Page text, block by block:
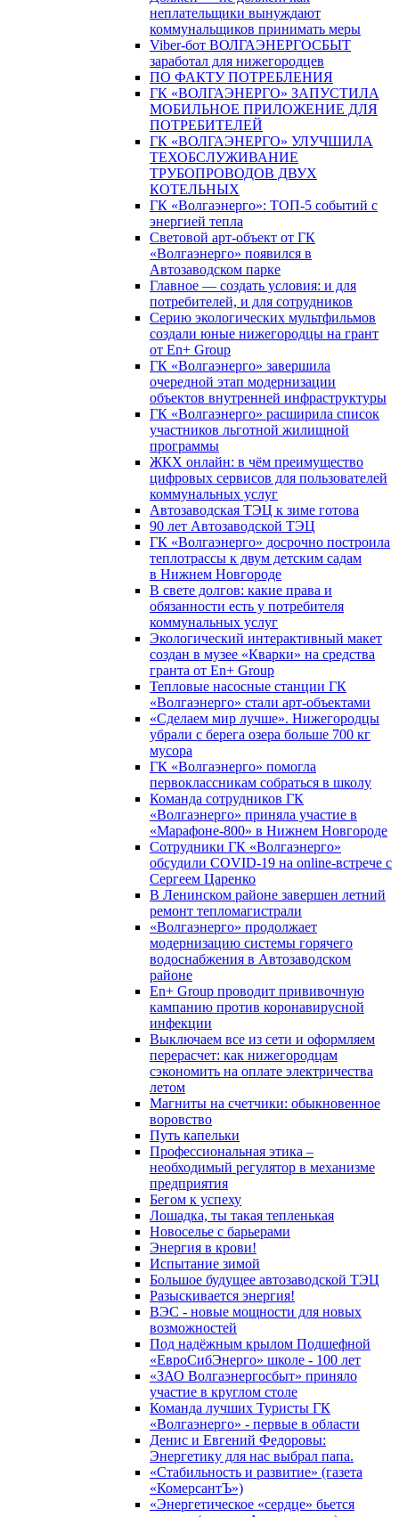
неплательщики вынуждают
коммунальщиков принимать меры
Viber-бот ВОЛГАЭНЕРГОСБЫТ
заработал для нижегородцев
ПО ФАКТУ ПОТРЕБЛЕНИЯ
ГК «ВОЛГАЭНЕРГО» ЗАПУСТИЛА
МОБИЛЬНОЕ ПРИЛОЖЕНИЕ ДЛЯ
ПОТРЕБИТЕЛЕЙ
ГК «ВОЛГАЭНЕРГО» УЛУЧШИЛА
ТЕХОБСЛУЖИВАНИЕ
ТРУБОПРОВОДОВ ДВУХ
КОТЕЛЬНЫХ
ГК «Волгаэнерго»: ТОП-5 событий с
энергией тепла
Световой арт-объект от ГК
«Волгаэнерго» появился в
Автозаводском парке
Главное — создать условия: и для
потребителей, и для сотрудников
Серию экологических мультфильмов
создали юные нижегородцы на грант
от En+ Group
ГК «Волгаэнерго» завершила
очередной этап модернизации
объектов внутренней инфраструктуры
ГК «Волгаэнерго» расширила список
участников льготной жилищной
программы
ЖКХ онлайн: в чём преимущество
цифровых сервисов для пользователей
коммунальных услуг
Автозаводская ТЭЦ к зиме готова
90 лет Автозаводской ТЭЦ
ГК «Волгаэнерго» досрочно построила
теплотрассы к двум детским садам
в Нижнем Новгороде
В свете долгов: какие права и
обязанности есть у потребителя
коммунальных услуг
Экологический интерактивный макет
создан в музее «Кварки» на средства
гранта от En+ Group
Тепловые насосные станции ГК
«Волгаэнерго» стали арт-объектами
«Сделаем мир лучше». Нижегородцы
убрали с берега озера больше 700 кг
мусора
ГК «Волгаэнерго» помогла
первоклассникам собраться в школу
Команда сотрудников ГК
«Волгаэнерго» приняла участие в
«Марафоне-800» в Нижнем Новгороде
Сотрудники ГК «Волгаэнерго»
обсудили COVID-19 на online-встрече с
Сергеем Царенко
В Ленинском районе завершен летний
ремонт тепломагистрали
«Волгаэнерго» продолжает
модернизацию системы горячего
водоснабжения в Автозаводском
районе
En+ Group проводит прививочную
кампанию против коронавирусной
инфекции
Выключаем все из сети и оформляем
перерасчет: как нижегородцам
сэкономить на оплате электричества
летом
Магниты на счетчики: обыкновенное
воровство
Путь капельки
Профессиональная этика –
необходимый регулятор в механизме
предприятия
Бегом к успеху
Лошадка, ты такая тепленькая
Новоселье с барьерами
Энергия в крови!
Испытание зимой
Большое будущее автозаводской ТЭЦ
Разыскивается энергия!
ВЭС - новые мощности для новых
возможностей
Под надёжным крылом Подшефной
«ЕвроСибЭнерго» школе - 100 лет
«ЗАО Волгаэнергосбыт» приняло
участие в круглом столе
Команда лучших Туристы ГК
«Волгаэнерго» - первые в области
Денис и Евгений Федоровы:
Энергетику для нас выбрал папа.
«Стабильность и развитие» (газета
«КомерсантЪ»)
«Энергетическое «сердце» бьется